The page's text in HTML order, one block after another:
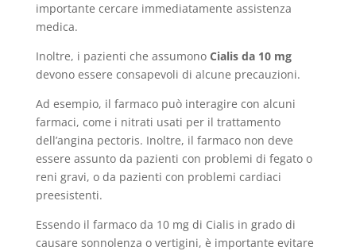
importante cercare immediatamente assistenza
medica.
Inoltre, i pazienti che assumono Cialis da 10 mg
devono essere consapevoli di alcune precauzioni.
Ad esempio, il farmaco può interagire con alcuni
farmaci, come i nitrati usati per il trattamento
dell’angina pectoris. Inoltre, il farmaco non deve
essere assunto da pazienti con problemi di fegato o
reni gravi, o da pazienti con problemi cardiaci
preesistenti.
Essendo il farmaco da 10 mg di Cialis in grado di
causare sonnolenza o vertigini, è importante evitare